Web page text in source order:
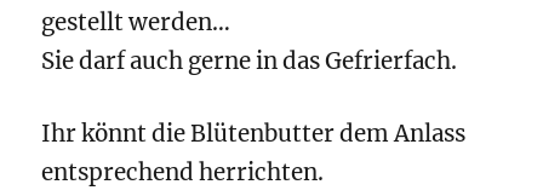
gestellt werden…
Sie darf auch gerne in das Gefrierfach.
Ihr könnt die Blütenbutter dem Anlass
entsprechend herrichten.